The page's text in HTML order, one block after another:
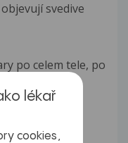
svedive
po celem tele, po
mi vyskytly
lékař
cookies,